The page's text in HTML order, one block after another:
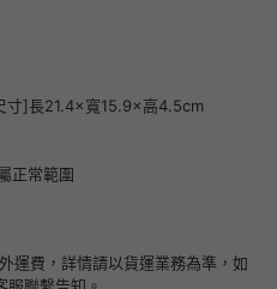
寸]長21.4×寬15.9×高4.5cm
正常範圍
費，詳情請以貨運業務為準，如